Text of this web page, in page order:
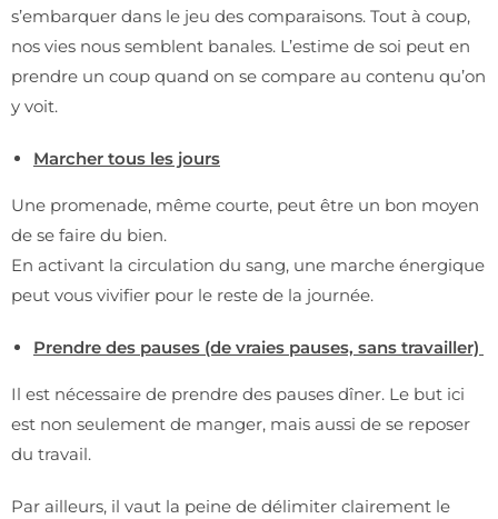
s’embarquer dans le jeu des comparaisons. Tout à coup,
nos vies nous semblent banales. L’estime de soi peut en
prendre un coup quand on se compare au contenu qu’on
y voit.
Marcher tous les jours
Une promenade, même courte, peut être un bon moyen
de se faire du bien.
En activant la circulation du sang, une marche énergique
peut vous vivifier pour le reste de la journée.
Prendre des pauses (de vraies pauses, sans travailler)
Il est nécessaire de prendre des pauses dîner. Le but ici
est non seulement de manger, mais aussi de se reposer
du travail.
Par ailleurs, il vaut la peine de délimiter clairement le